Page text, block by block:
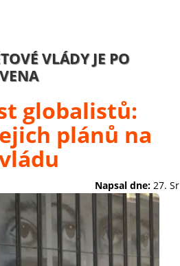
VLÁDY JE PO
globalistů:
plánů na
Napsal dne: 27.